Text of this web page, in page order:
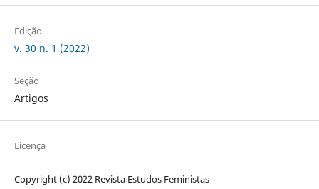
Edição
v. 30 n. 1 (2022)
Seção
Artigos
Licença
Copyright (c) 2022 Revista Estudos Feministas